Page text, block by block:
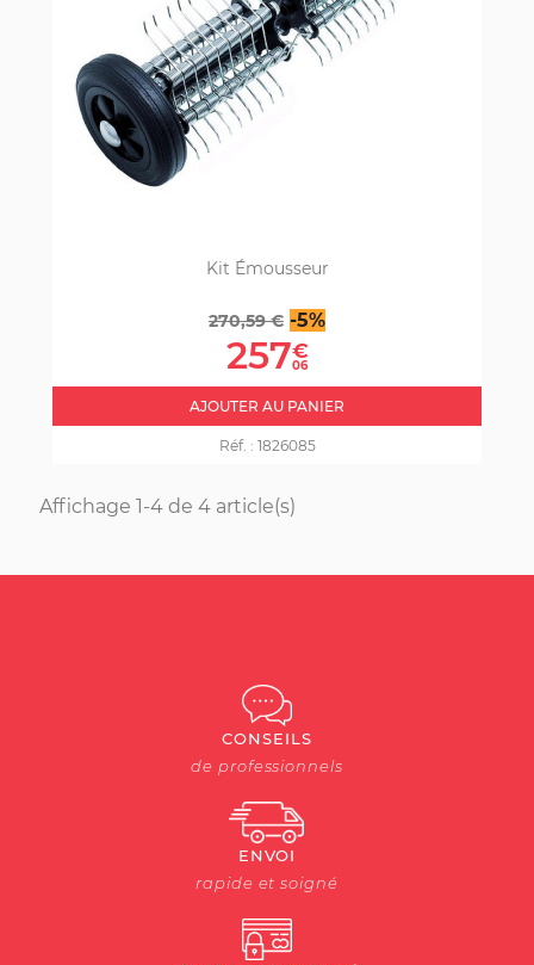
Kit Émousseur
Prix
de
base
270,59 € -5%Prix
257€
06
AJOUTER AU PANIER
Réf. : 1826085
Affichage 1-4 de 4 article(s)
CONSEILS
de professionnels
ENVOI
rapide et soigné